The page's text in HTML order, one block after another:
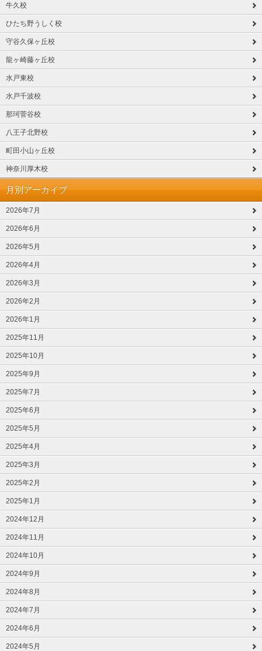
牛久校
ひたち野うしく校
守谷久保ヶ丘校
龍ヶ崎藤ヶ丘校
水戸東校
水戸千波校
那珂菅谷校
八王子北野校
町田小山ヶ丘校
神奈川厚木校
月別アーカイブ
2026年7月
2026年6月
2026年5月
2026年4月
2026年3月
2026年2月
2026年1月
2025年11月
2025年10月
2025年9月
2025年7月
2025年6月
2025年5月
2025年4月
2025年3月
2025年2月
2025年1月
2024年12月
2024年11月
2024年10月
2024年9月
2024年8月
2024年7月
2024年6月
2024年5月